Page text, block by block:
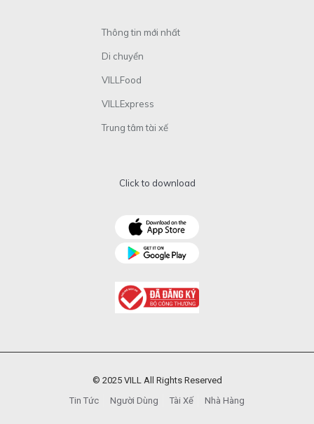
Thông tin mới nhất
Di chuyển
VILLFood
VILLExpress
Trung tâm tài xế
Click to download
© 2025 VILL All Rights Reserved
Tin Tức
Người Dùng Tài Xế Nhà Hàng